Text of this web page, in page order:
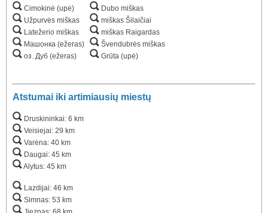
Cimokinė (upė)
Užpurvės miškas
Latežerio miškas
Машонка (ežeras)
оз. Дуб (ežeras)
Dubo miškas
miškas Šilaičiai
miškas Raigardas
Švendubrės miškas
Grūta (upė)
Atstumai iki artimiausių miestų
Druskininkai: 6 km
Veisiejai: 29 km
Varėna: 40 km
Daugai: 45 km
Alytus: 45 km
Lazdijai: 46 km
Simnas: 53 km